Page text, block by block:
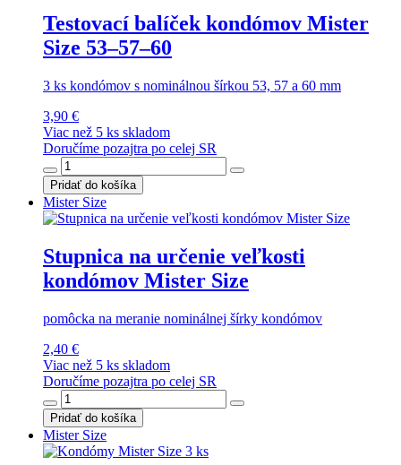
Testovací balíček kondómov Mister
Size 53–57–60
3 ks kondómov s nominálnou šírkou 53, 57 a 60 mm
3,90 €
Viac než 5 ks skladom
Doručíme pozajtra po celej SR
Pridať do košíka
Mister Size
Stupnica na určenie veľkosti
kondómov Mister Size
pomôcka na meranie nominálnej šírky kondómov
2,40 €
Viac než 5 ks skladom
Doručíme pozajtra po celej SR
Pridať do košíka
Mister Size